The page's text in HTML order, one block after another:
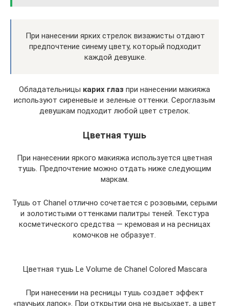
При нанесении ярких стрелок визажисты отдают
предпочтение синему цвету, который подходит
каждой девушке.
Обладательницы карих глаз при нанесении макияжа
используют сиреневые и зеленые оттенки. Сероглазым
девушкам подходит любой цвет стрелок.
Цветная тушь
При нанесении яркого макияжа используется цветная
тушь. Предпочтение можно отдать ниже следующим
маркам.
Тушь от Chanel отлично сочетается с розовыми, серыми
и золотистыми оттенками палитры теней. Текстура
косметического средства — кремовая и на ресницах
комочков не образует.
Цветная тушь Le Volume de Chanel Colored Mascara
При нанесении на ресницы тушь создает эффект
«паучьих лапок». При открытии она не высыхает, а цвет